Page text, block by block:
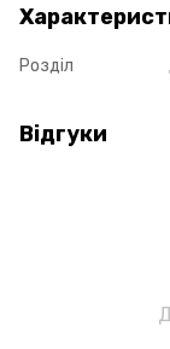
Розділ
Відгуки